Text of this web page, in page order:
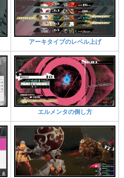
アーキタイプのレベル上げ
エルメンタの倒し方